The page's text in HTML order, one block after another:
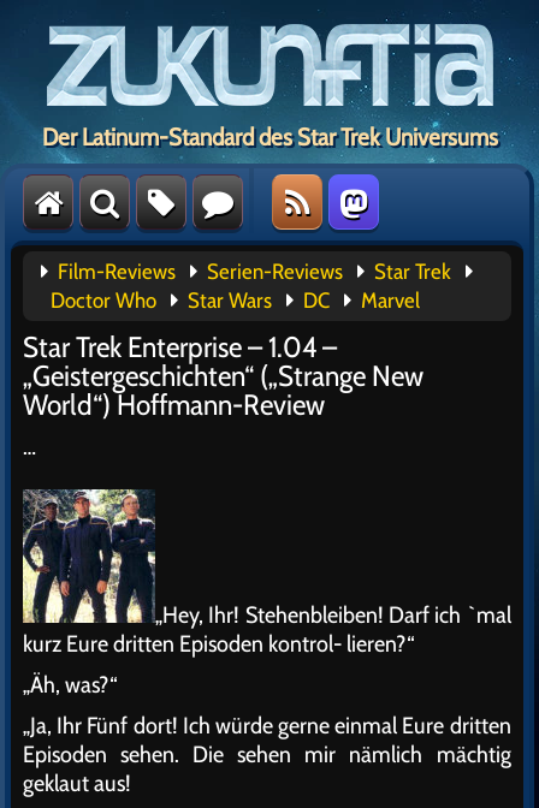
Der Latinum-Standard des Star Trek Universums
Film-Reviews Serien-Reviews
Star Trek
Doctor Who
Star Wars DC Marvel
Star Trek Enterprise – 1.04 –
„Geistergeschichten“ („Strange New
World“) Hoffmann-Review
…
„Hey, Ihr! Stehenbleiben! Darf ich `mal
kurz Eure dritten Episoden kontrol- lieren?“
„Äh, was?“
„Ja, Ihr Fünf dort! Ich würde gerne einmal Eure dritten
Episoden sehen. Die sehen mir nämlich mächtig
geklaut aus!